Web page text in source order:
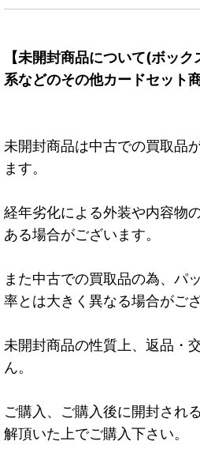
【未開封商品について(ボッ
系などのその他カードセット商
未開封商品は中古での買取品
ます。
経年劣化による外装や内容物
ある場合がございます。
また中古での買取品の為、パ
率とは大きく異なる場合がござ
未開封商品の性質上、返品・
ん。
ご購入、ご購入後に開封され
解頂いた上でご購入下さい。